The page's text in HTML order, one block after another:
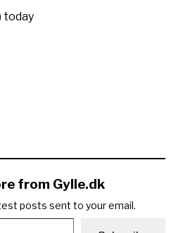
today
from Gylle.dk
posts sent to your email.